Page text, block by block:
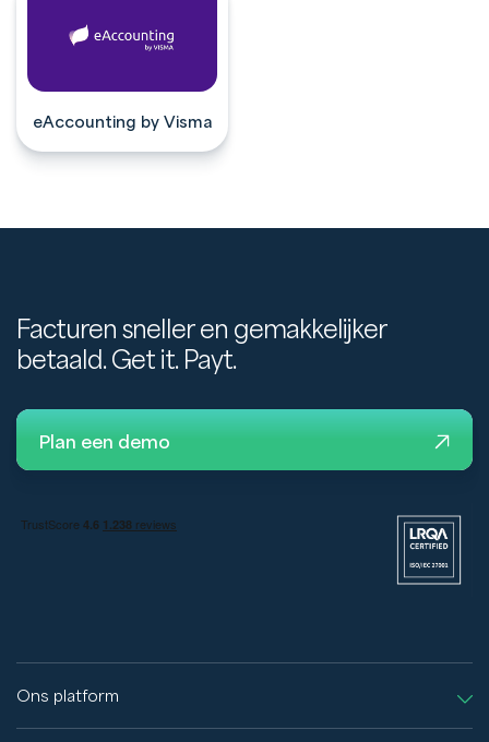
eAccounting by Visma
Facturen sneller en gemakkelijker
betaald. Get it. Payt.
Plan een demo
Ons platform